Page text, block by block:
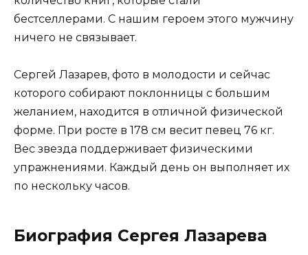
бестселлерами. С нашим героем этого мужчину
ничего не связывает.
Сергей Лазарев, фото в молодости и сейчас
которого собирают поклонницы с большим
желанием, находится в отличной физической
форме. При росте в 178 см весит певец 76 кг.
Вес звезда поддерживает физическими
упражнениями. Каждый день он выполняет их
по нескольку часов.
Биография Сергея Лазарева